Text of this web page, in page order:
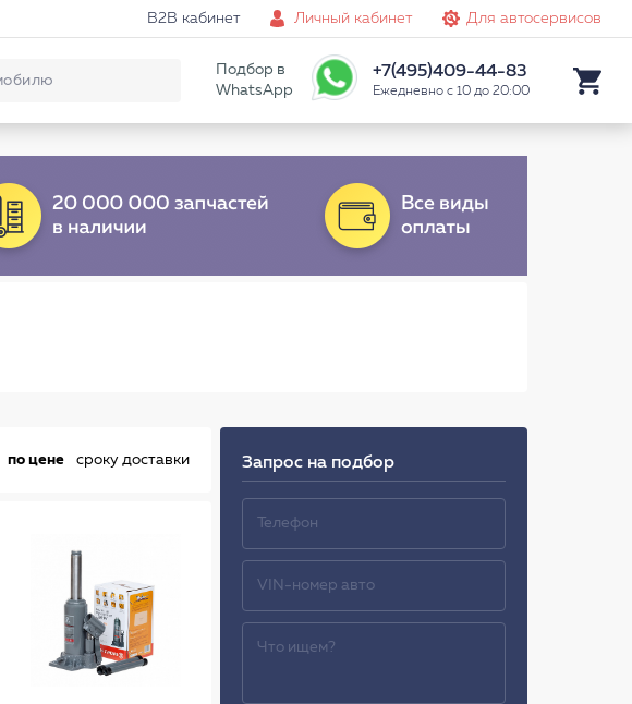
B2B кабинет Личный кабинет Для автосервисов
Подбор в
WhatsApp
+7(495)409-44-83
Ежедневно с 10 до 20:00
по цене сроку доставки Запрос на подбор